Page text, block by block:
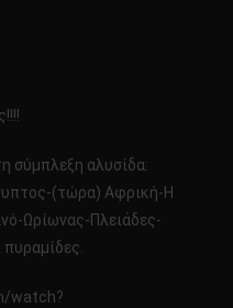
σύμπλεξη αλυσίδα:
(τώρα) Αφρική-Η
Ωρίωνας-Πλειάδες-
watch?